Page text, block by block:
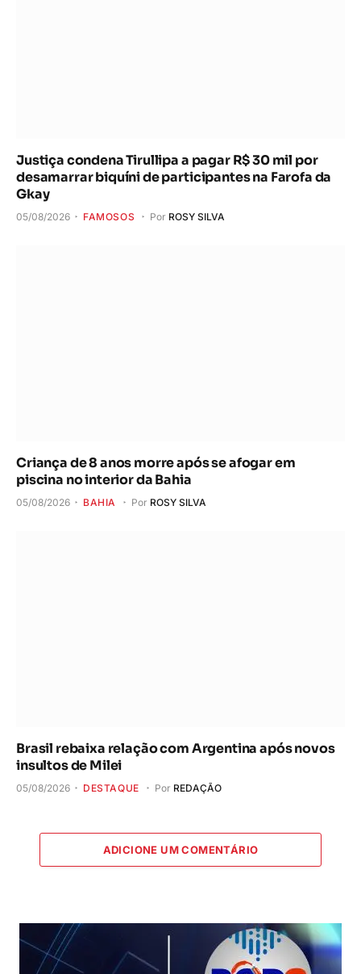
Justiça condena Tirullipa a pagar R$ 30 mil por
desamarrar biquíni de participantes na Farofa da
Gkay
05/08/2026 FAMOSOS Por ROSY SILVA
Criança de 8 anos morre após se afogar em
piscina no interior da Bahia
05/08/2026 BAHIA Por ROSY SILVA
Brasil rebaixa relação com Argentina após novos
insultos de Milei
05/08/2026 DESTAQUE Por REDAÇÃO
ADICIONE UM COMENTÁRIO